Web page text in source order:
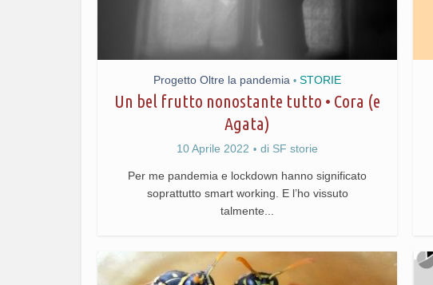
Progetto Oltre la pandemia • STORIE
Un bel frutto nonostante tutto • Cora (e
Agata)
10 Aprile 2022 di SF storie
Per me pandemia e lockdown hanno significato
soprattutto smart working. E l’ho vissuto
talmente...